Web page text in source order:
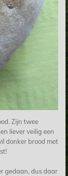
Zijn twee
liever veilig een
donker brood met
gedaan, dus daar